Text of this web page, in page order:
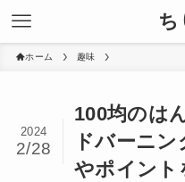
ち
ホーム 趣味
100均のは
ドバーニ
やポイント
2024
2/28